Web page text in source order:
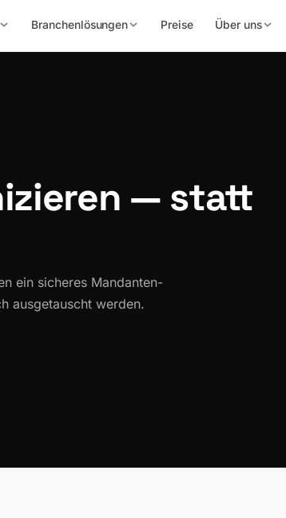
Branchenlösungen Preise Über uns
— statt
ein sicheres Mandanten-
ausgetauscht werden.